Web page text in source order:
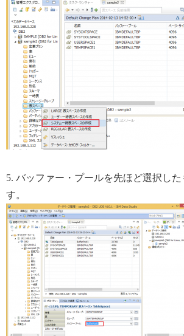
5. バッファー・プールを先ほど選択し
す。